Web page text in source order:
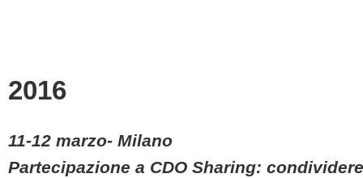
2016
11-12 marzo- Milano
Partecipazione a CDO Sharing: